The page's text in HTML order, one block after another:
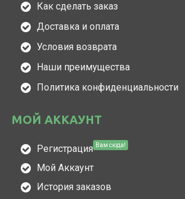
Как сделать заказ
Доставка и оплата
Условия возврата
Наши преимущества
Политика конфиденциальности
МОЙ АККАУНТ
Регистрация Вам сюда!
Мой Аккаунт
История заказов